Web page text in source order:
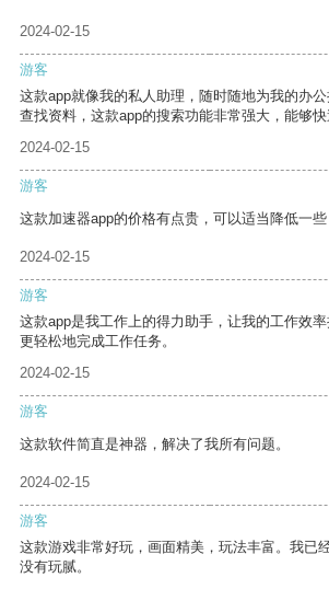
2024-02-15
游客
这款app就像我的私人助理，随时随地为我的办
查找资料，这款app的搜索功能非常强大，能够快
2024-02-15
游客
这款加速器app的价格有点贵，可以适当降低一些
2024-02-15
游客
这款app是我工作上的得力助手，让我的工作效
更轻松地完成工作任务。
2024-02-15
游客
这款软件简直是神器，解决了我所有问题。
2024-02-15
游客
这款游戏非常好玩，画面精美，玩法丰富。我已
没有玩腻。